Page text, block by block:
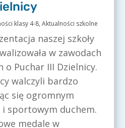
klasy 4-8, Aktualności szkolne
naszej szkoły
w zawodach
o Puchar III Dzielnicy.
walczyli bardzo
się ogromnym
i sportowym duchem.
medale w